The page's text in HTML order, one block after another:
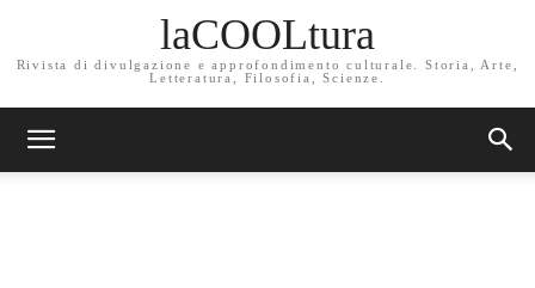
laCOOLtura
Rivista di divulgazione e approfondimento culturale. Storia, Arte,
Letteratura, Filosofia, Scienze.